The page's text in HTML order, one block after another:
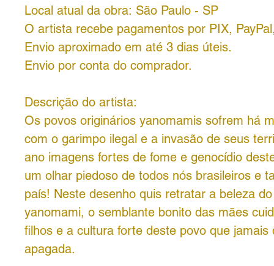
Local atual da obra: São Paulo - SP
O artista recebe pagamentos por PIX,
Envio aproximado em até 3 dias úteis.
Envio por conta do comprador.
Descrição do artista:
Os povos originários yanomamis sofrem há
com o garimpo ilegal e a invasão de seus
ano imagens fortes de fome e genocídio
um olhar piedoso de todos nós brasileiros e
país! Neste desenho quis retratar a beleza
yanomami, o semblante bonito das mães
filhos e a cultura forte deste povo que jamais
apagada.